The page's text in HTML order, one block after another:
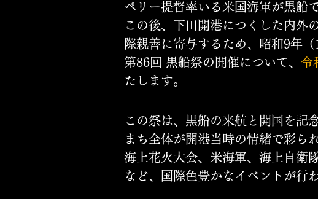
ペリー提督率いる米国海軍が黒船
この後、下田開港につくした内外
際親善に寄与するため、昭和9年
第86回 黒船祭の開催について、 令
たします。
この祭は、黒船の来航と開国を記
まち全体が開港当時の情緒で彩ら
海上花火大会、米海軍、海上自衛
など、国際色豊かなイベントが行